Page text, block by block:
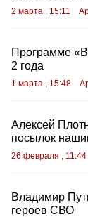
2 марта , 15:11
Программе
2 года
1 марта , 15:48
Алексей
посылок
26 февраля , 11:44
Владимир
героев СВО